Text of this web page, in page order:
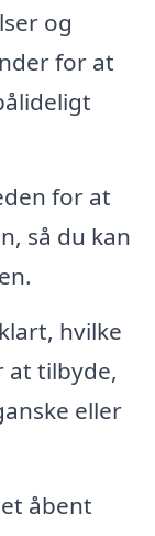
og
for at
for at
så du kan
hvilke
at tilbyde,
eller
åbent